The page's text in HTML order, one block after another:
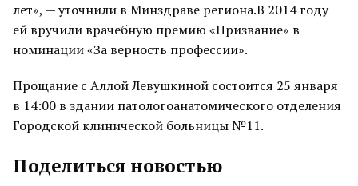
лет», — уточнили в Минздраве региона.В 2014 году
ей вручили врачебную премию «Призвание» в
номинации «За верность профессии».
Прощание с Аллой Левушкиной состоится 25 января
в 14:00 в здании патологоанатомического отделения
Городской клинической больницы №11.
Поделиться новостью